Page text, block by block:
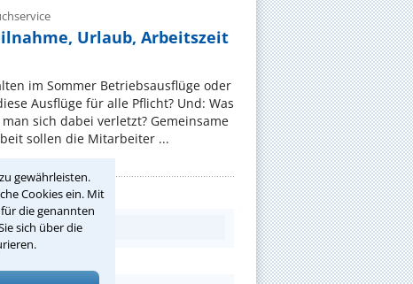
gewährleisten.
Cookies ein. Mit
die genannten
sich über die
Urlaub, Arbeitszeit
im Sommer Betriebsausflüge oder
Ausflüge für alle Pflicht? Und: Was
sich dabei verletzt? Gemeinsame
sollen die Mitarbeiter ...